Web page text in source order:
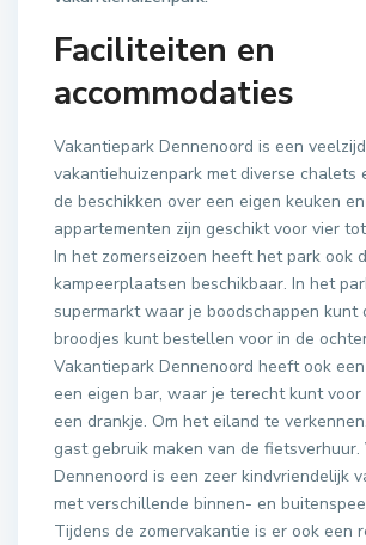
Faciliteiten en
accommodaties
Vakantiepark Dennenoord is een
vakantiehuizenpark met diverse chalets
de beschikken over een eigen keuken
appartementen zijn geschikt voor vier
In het zomerseizoen heeft het park ook
kampeerplaatsen beschikbaar. In het
supermarkt waar je boodschappen kunt
broodjes kunt bestellen voor in de
Vakantiepark Dennenoord heeft ook
een eigen bar, waar je terecht kunt voor
een drankje. Om het eiland te
gast gebruik maken van de
Dennenoord is een zeer kindvriendelijk
met verschillende binnen- en
Tijdens de zomervakantie is er ook een